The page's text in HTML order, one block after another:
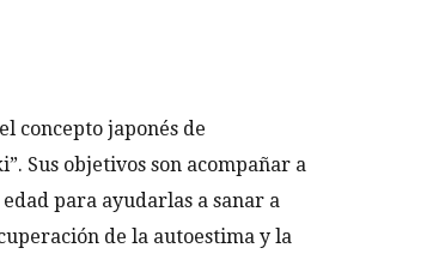
concepto japonés de
Sus objetivos son acompañar a
para ayudarlas a sanar a
de la autoestima y la